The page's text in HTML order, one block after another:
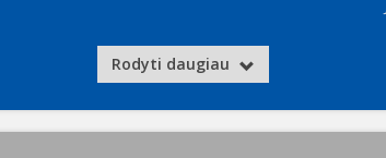
Rodyti daugiau